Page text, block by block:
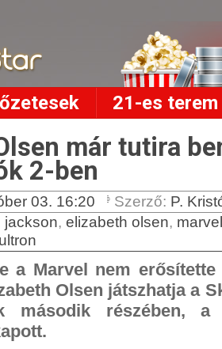
21-es terem
már tutira
2-ben
03. 16:20 Szerző: P.
jackson, elizabeth olsen, marvel
a Marvel nem
Olsen játszhatja a
második részében,